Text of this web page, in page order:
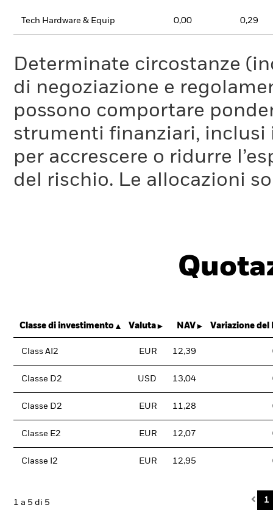
Tech Hardware & Equip 0,00 0,29
Determinate circostanze
di negoziazione e
possono comportare
strumenti finanziari, inclusi
per accrescere o ridurre
del rischio. Le allocazioni
Classe di investimento Valuta NAV Variazione del
Class AI2 EUR 12,39
Classe D2 USD 13,04
Classe D2 EUR 11,28
Classe E2 EUR 12,07
Classe I2 EUR 12,95
1 a 5 di 5 1